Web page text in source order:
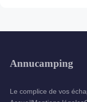
Annucamping
Le complice de vos